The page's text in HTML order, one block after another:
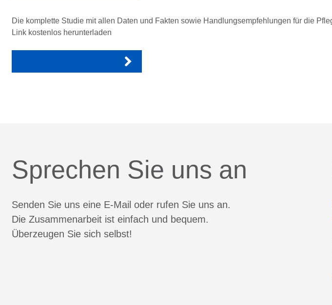
Die komplette Studie mit allen Daten und Fakten sowie Handlungsempfehlungen für die
Link kostenlos herunterladen
Sprechen Sie uns an
Senden Sie uns eine E-Mail oder rufen Sie uns an.
Die Zusammenarbeit ist einfach und bequem.
Überzeugen Sie sich selbst!